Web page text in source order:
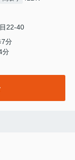
22-40
7分
分